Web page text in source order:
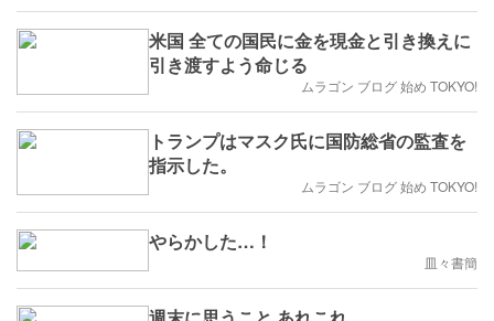
米国 全ての国民に金を現金と引き換えに
引き渡すよう命じる
ムラゴン ブログ 始め TOKYO!
トランプはマスク氏に国防総省の監査を
指示した。
ムラゴン ブログ 始め TOKYO!
やらかした…！
皿々書簡